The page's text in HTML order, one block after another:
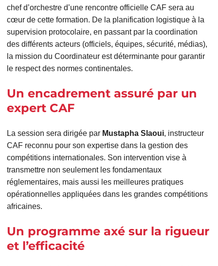
chef d’orchestre d’une rencontre officielle CAF sera au
cœur de cette formation. De la planification logistique à la
supervision protocolaire, en passant par la coordination
des différents acteurs (officiels, équipes, sécurité, médias),
la mission du Coordinateur est déterminante pour garantir
le respect des normes continentales.
Un encadrement assuré par un
expert CAF
La session sera dirigée par Mustapha Slaoui, instructeur
CAF reconnu pour son expertise dans la gestion des
compétitions internationales. Son intervention vise à
transmettre non seulement les fondamentaux
réglementaires, mais aussi les meilleures pratiques
opérationnelles appliquées dans les grandes compétitions
africaines.
Un programme axé sur la rigueur
et l’efficacité